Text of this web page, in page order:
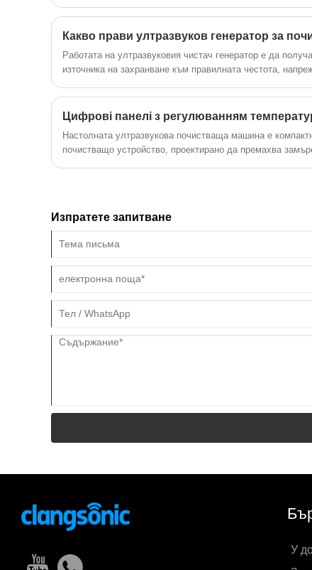
инструменти, почистване на оптично
Какво прави ултразвуков генератор за
Работата на ултразвуковия чистач генератор е да
източника на захранване към правилната честота,
или 60 Hz.
Цифрові панелі з регулюванням
Настолната ултразвукова почистваща машина е
почистващо устройство, проектирано да премахва
енергия, способна да измести мръсотия, мазнини,
компоненти.
Изпратете запитване
У